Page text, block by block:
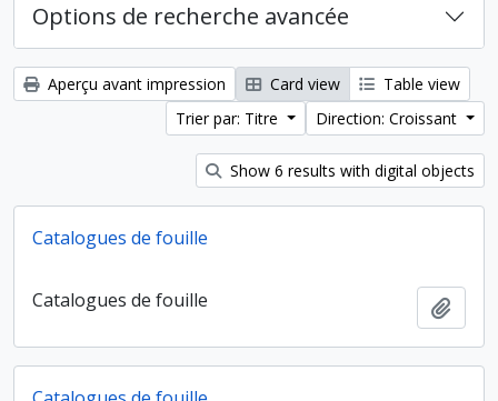
Options de recherche avancée
Aperçu avant impression Card view
Table view
Trier par: Titre
Direction: Croissant
Show 6 results with digital objects
Catalogues de fouille
Catalogues de fouille